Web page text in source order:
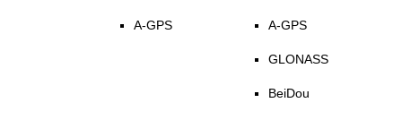
A-GPS A-GPS
GLONASS
BeiDou